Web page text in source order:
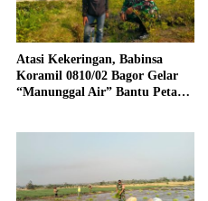
Atasi Kekeringan, Babinsa
Koramil 0810/02 Bagor Gelar
“Manunggal Air” Bantu Petani